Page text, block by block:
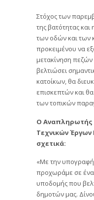
Στόχος των
της βατότητας και
των οδών και των
προκειμένου να
μετακίνηση
βελτιώσει
κατοίκων, θα
επισκεπτών και
των τοπικών
Ο Αναπληρωτής
Τεχνικών
σχετικά:
«Με την
προχωράμε σε
υποδομής που
δημοτών μας.